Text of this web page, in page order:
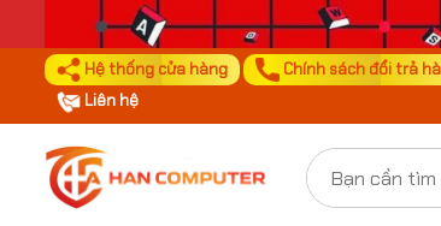
Hệ thống cửa hàng Chính sách đổi trả
Liên hệ